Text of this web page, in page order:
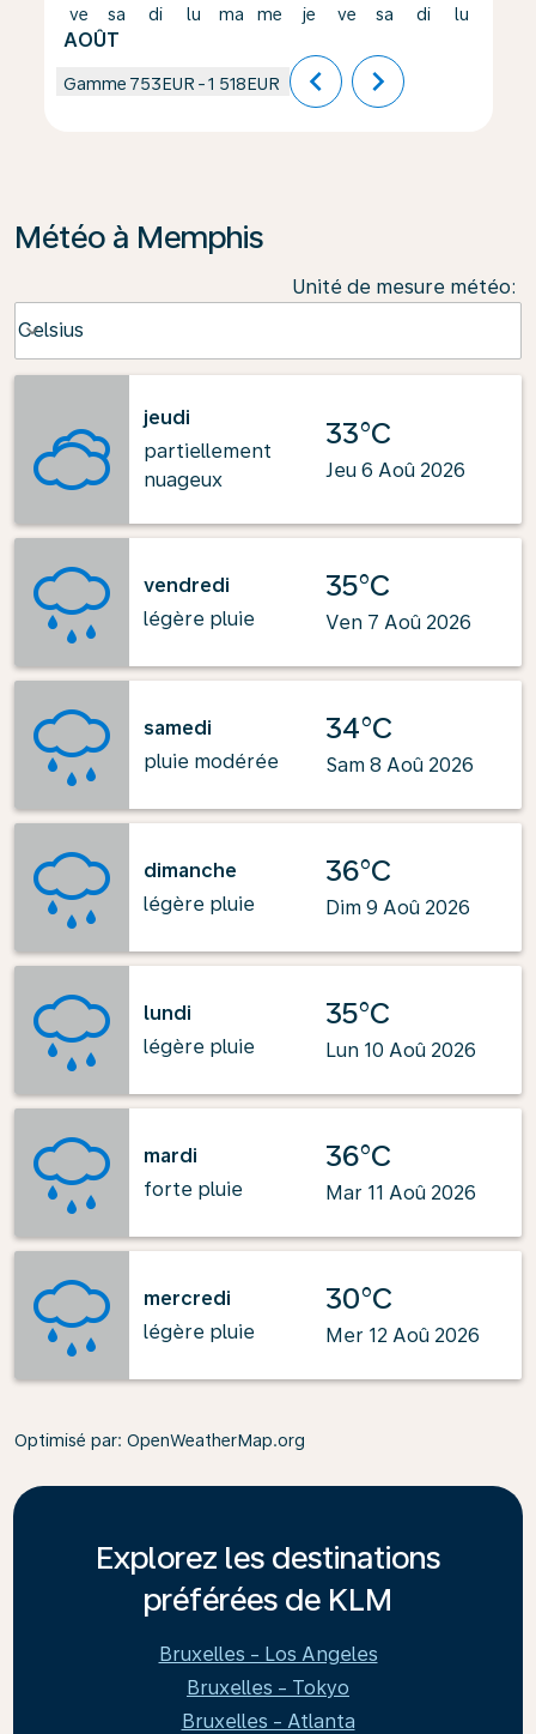
ve
AOÛT
sa di lu ma me je ve sa di lu
Gamme 753EUR -1 518EUR chevron_left chevron_right
Météo à Memphis
Unité de mesure météo:
Celsius
keyboard_arrow_down
jeudi
partiellement
nuageux
33°C
Jeu 6 Aoû 2026
vendredi
légère pluie
35°C
Ven 7 Aoû 2026
samedi
pluie modérée
34°C
Sam 8 Aoû 2026
dimanche
légère pluie
36°C
Dim 9 Aoû 2026
lundi
légère pluie
35°C
Lun 10 Aoû 2026
mardi
forte pluie
36°C
Mar 11 Aoû 2026
mercredi
légère pluie
30°C
Mer 12 Aoû 2026
Optimisé par: OpenWeatherMap.org
Explorez les destinations
préférées de KLM
Bruxelles - Los Angeles
Bruxelles - Tokyo
Bruxelles - Atlanta